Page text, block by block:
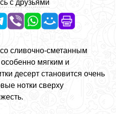
с друзьями
сливочно-сметанным
мягким и
десерт становится очень
нотки сверху